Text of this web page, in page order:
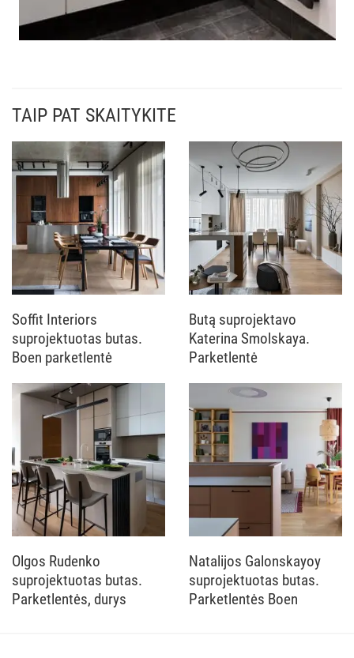
TAIP PAT SKAITYKITE
Soffit Interiors
suprojektuotas butas.
Boen parketlentė
Butą suprojektavo
Katerina Smolskaya.
Parketlentė
Olgos Rudenko
suprojektuotas butas.
Parketlentės, durys
Natalijos Galonskayoy
suprojektuotas butas.
Parketlentės Boen